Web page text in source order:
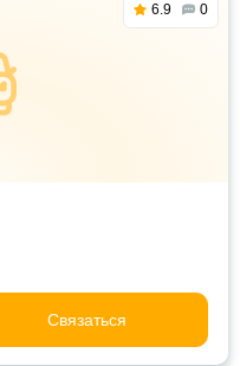
6.9 0
Связаться